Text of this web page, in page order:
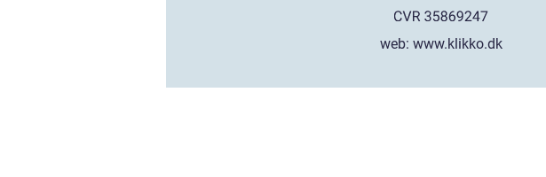
web:www.klikko.dk